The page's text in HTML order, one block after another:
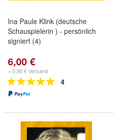
Ina Paule Klink (deutsche
Schauspielerin ) - persönlich
signiert (4)
6,00 €
+ 0,90 € Versand
4